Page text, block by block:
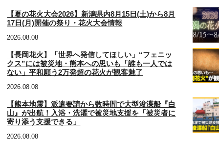
【夏の花火大会2026】新潟県内8月15日(土)から8月
17日(月)開催の祭り・花火大会情報
2026.08.08
【長岡花火】「世界へ発信してほしい」“フェニッ
クス”には被災地・熊本への思いも「誰も一人では
ない」平和願う2万発超の花火が観客魅了
2026.08.08
【熊本地震】派遣要請から数時間で大型浚渫船『白
山』が出航！入浴・洗濯で被災地支援を「被災者に
寄り添う支援できる」
2026.08.08